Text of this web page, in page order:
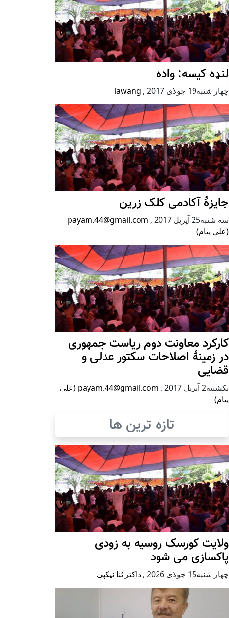
لنډه کیسه: واده
چهار شنبه19 جولای 2017 ,
lawang
جایزۀ آکادمی کلک زرین
سه شنبه25 آپریل 2017 ,
payam.44@gmail.com
(علی پیام)
کارکرد معاونت دوم ریاست جمهوری
در زمینۀ اصلاحات سکتور عدلی و
قضایی
يكشنبه2 آپریل 2017 ,
payam.44@gmail.com (علی
پیام)
تازه ترین ها
ولایت کورسک روسیه به زودی
پاکسازی می شود
چهار شنبه15 جولای 2026 , داکتر ثنا نیکپی